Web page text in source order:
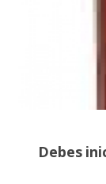
Debes